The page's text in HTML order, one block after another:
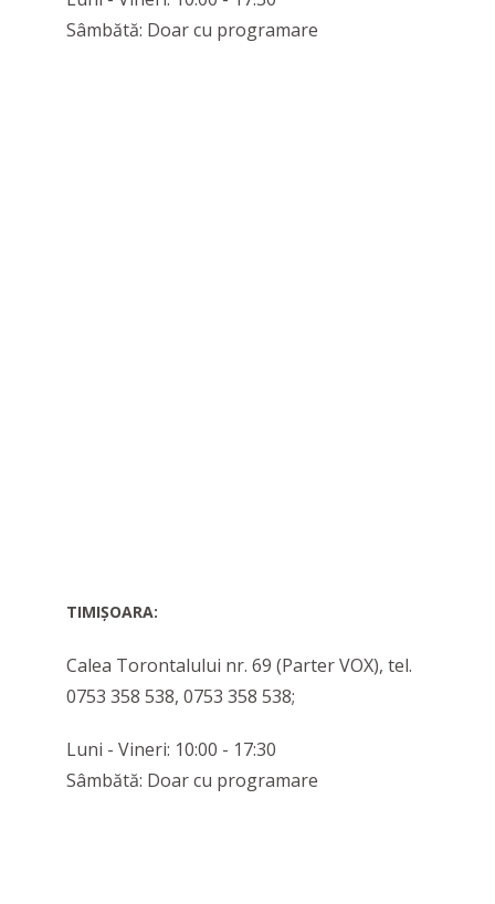
Sâmbătă: Doar cu programare
TIMIŞOARA:
Calea Torontalului nr. 69 (Parter VOX), tel.
0753 358 538, 0753 358 538;
Luni - Vineri: 10:00 - 17:30
Sâmbătă: Doar cu programare